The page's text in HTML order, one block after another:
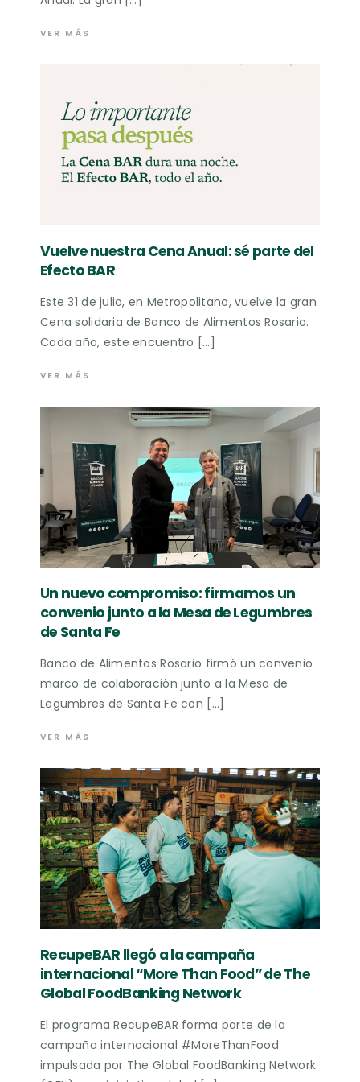
VER MÁS
Vuelve nuestra Cena Anual: sé parte del
Efecto BAR
Este 31 de julio, en Metropolitano, vuelve la gran
Cena solidaria de Banco de Alimentos Rosario.
Cada año, este encuentro […]
VER MÁS
Un nuevo compromiso: firmamos un
convenio junto a la Mesa de Legumbres
de Santa Fe
Banco de Alimentos Rosario firmó un convenio
marco de colaboración junto a la Mesa de
Legumbres de Santa Fe con […]
VER MÁS
RecupeBAR llegó a la campaña
internacional “More Than Food” de The
Global FoodBanking Network
El programa RecupeBAR forma parte de la
campaña internacional #MoreThanFood
impulsada por The Global FoodBanking Network